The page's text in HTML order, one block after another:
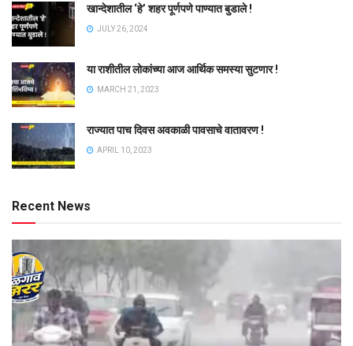
खान्देशातील ‘हे’ शहर पूर्णपणे पाण्यात बुडाले !
JULY 26, 2024
या राशीतील लोकांच्या आज आर्थिक समस्या सुटणार !
MARCH 21, 2023
राज्यात पाच दिवस अवकाळी पावसाचे वातावरण !
APRIL 10, 2023
Recent News